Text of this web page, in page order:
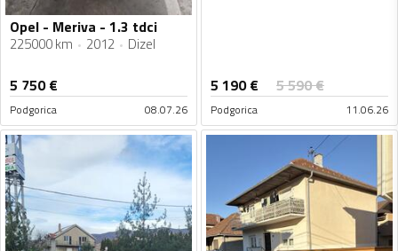
Opel - Meriva - 1.3 tdci
225000 km 2012 Dizel
5 750€
Podgorica 08.07.26
5 190€ 5 590€
Podgorica 11.06.26